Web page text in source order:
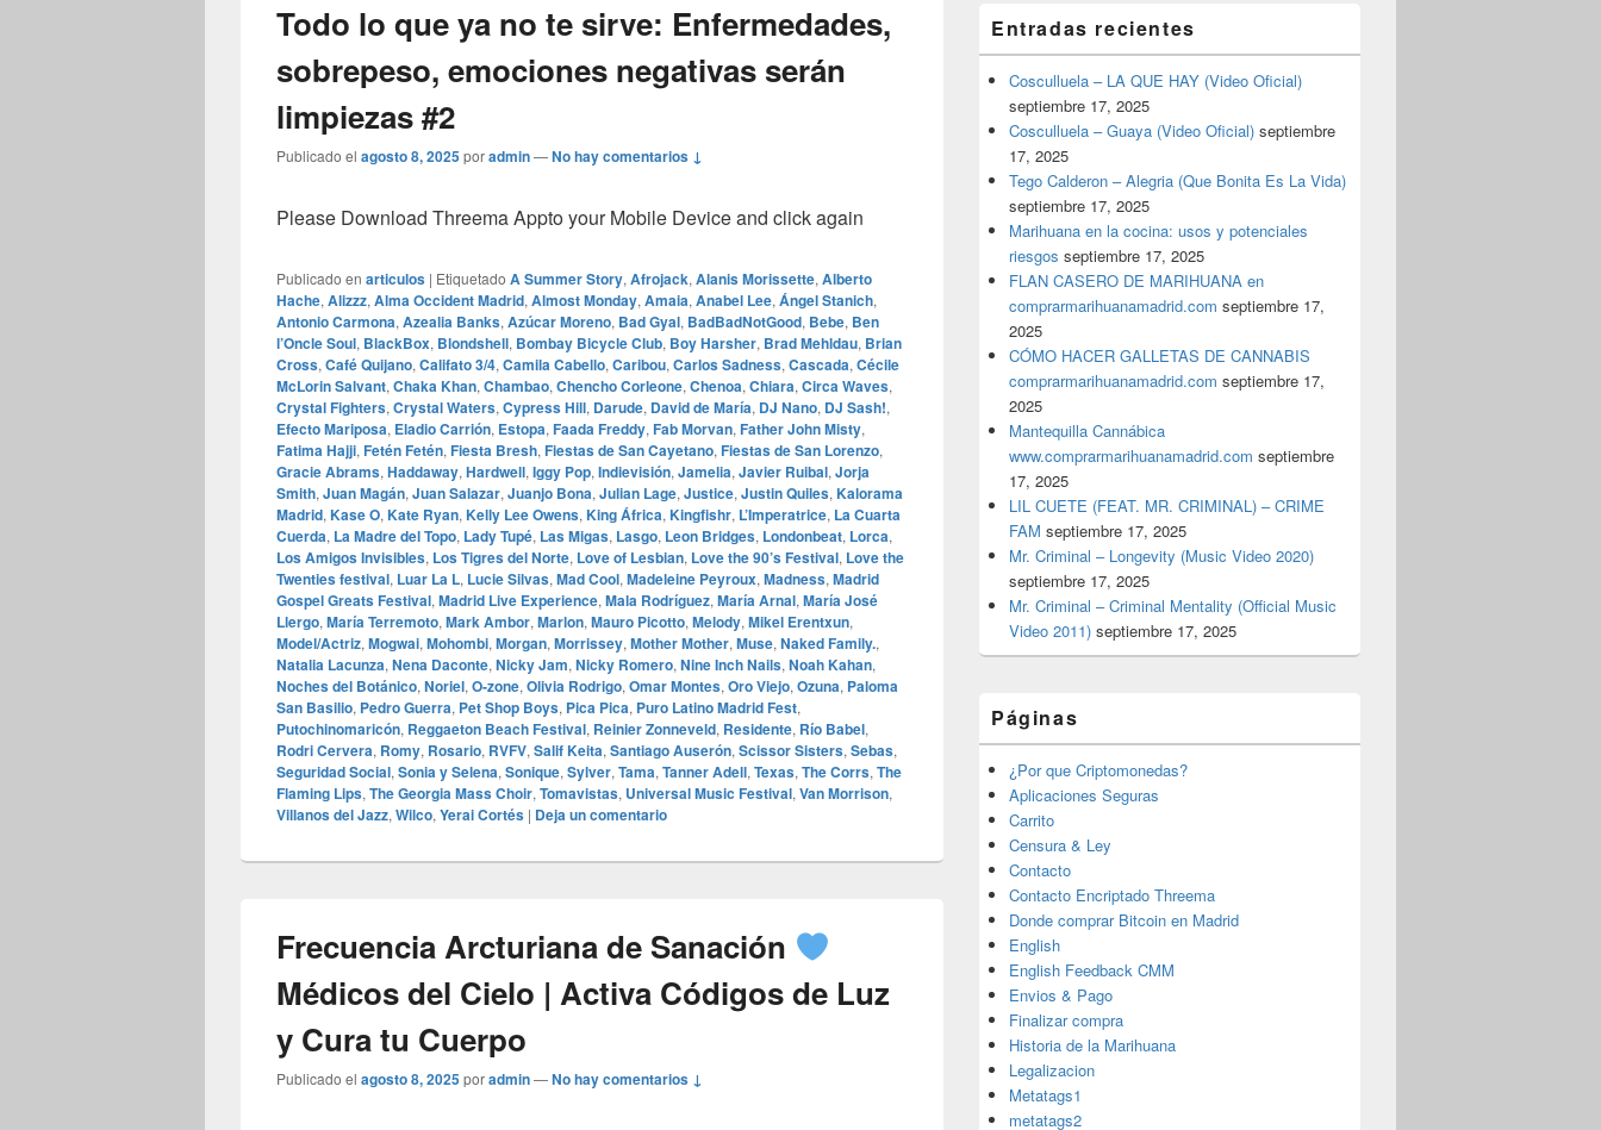
Todo lo que ya no te sirve: Enfermedades,
sobrepeso, emociones negativas serán
limpiezas #2
Publicado el agosto 8, 2025poradmin—No hay comentarios ↓
Please Download Threema Appto your Mobile Device and click again
Publicado en articulos | Etiquetado A Summer Story, Afrojack, Alanis Morissette, Alberto
Hache, Alizzz, Alma Occident Madrid, Almost Monday, Amaia, Anabel Lee, Ángel Stanich,
Antonio Carmona, Azealia Banks, Azúcar Moreno, Bad Gyal, BadBadNotGood, Bebe, Ben
l’Oncle Soul, BlackBox, Blondshell, Bombay Bicycle Club, Boy Harsher, Brad Mehldau, Brian
Cross, Café Quijano, Califato 3/4, Camila Cabello, Caribou, Carlos Sadness, Cascada, Cécile
McLorin Salvant, Chaka Khan, Chambao, Chencho Corleone, Chenoa, Chiara, Circa Waves,
Crystal Fighters, Crystal Waters, Cypress Hill, Darude, David de María, DJ Nano, DJ Sash!,
Efecto Mariposa, Eladio Carrión, Estopa, Faada Freddy, Fab Morvan, Father John Misty,
Fatima Hajji, Fetén Fetén, Fiesta Bresh, Fiestas de San Cayetano, Fiestas de San Lorenzo,
Gracie Abrams, Haddaway, Hardwell, Iggy Pop, Indievisión, Jamelia, Javier Ruibal, Jorja
Smith, Juan Magán, Juan Salazar, Juanjo Bona, Julian Lage, Justice, Justin Quiles, Kalorama
Madrid, Kase O, Kate Ryan, Kelly Lee Owens, King África, Kingfishr, L’Imperatrice, La Cuarta
Cuerda, La Madre del Topo, Lady Tupé, Las Migas, Lasgo, Leon Bridges, Londonbeat, Lorca,
Los Amigos Invisibles, Los Tigres del Norte, Love of Lesbian, Love the 90’s Festival, Love the
Twenties festival, Luar La L, Lucie Silvas, Mad Cool, Madeleine Peyroux, Madness, Madrid
Gospel Greats Festival, Madrid Live Experience, Mala Rodríguez, María Arnal, María José
Llergo, María Terremoto, Mark Ambor, Marlon, Mauro Picotto, Melody, Mikel Erentxun,
Model/Actriz, Mogwai, Mohombi, Morgan, Morrissey, Mother Mother, Muse, Naked Family.,
Natalia Lacunza, Nena Daconte, Nicky Jam, Nicky Romero, Nine Inch Nails, Noah Kahan,
Noches del Botánico, Noriel, O‑zone, Olivia Rodrigo, Omar Montes, Oro Viejo, Ozuna, Paloma
San Basilio, Pedro Guerra, Pet Shop Boys, Pica Pica, Puro Latino Madrid Fest,
Putochinomaricón, Reggaeton Beach Festival, Reinier Zonneveld, Residente, Río Babel,
Rodri Cervera, Romy, Rosario, RVFV, Salif Keita, Santiago Auserón, Scissor Sisters, Sebas,
Seguridad Social, Sonia y Selena, Sonique, Sylver, Tama, Tanner Adell, Texas, The Corrs, The
Flaming Lips, The Georgia Mass Choir, Tomavistas, Universal Music Festival, Van Morrison,
Villanos del Jazz, Wilco, Yerai Cortés | Deja un comentario
Frecuencia Arcturiana de Sanación
Médicos del Cielo | Activa Códigos de Luz
y Cura tu Cuerpo
Publicado el agosto 8, 2025poradmin—No hay comentarios ↓
Entradas recientes
Cosculluela – LA QUE HAY (Video Oficial)
septiembre 17, 2025
Cosculluela – Guaya (Video Oficial) septiembre
17, 2025
Tego Calderon – Alegria (Que Bonita Es La Vida)
septiembre 17, 2025
Marihuana en la cocina: usos y potenciales
riesgos septiembre 17, 2025
FLAN CASERO DE MARIHUANA en
comprarmarihuanamadrid.com septiembre 17,
2025
CÓMO HACER GALLETAS DE CANNABIS
comprarmarihuanamadrid.com septiembre 17,
2025
Mantequilla Cannábica
www.comprarmarihuanamadrid.com septiembre
17, 2025
LIL CUETE (FEAT. MR. CRIMINAL) – CRIME
FAM septiembre 17, 2025
Mr. Criminal – Longevity (Music Video 2020)
septiembre 17, 2025
Mr. Criminal – Criminal Mentality (Official Music
Video 2011) septiembre 17, 2025
Páginas
¿Por que Criptomonedas?
Aplicaciones Seguras
Carrito
Censura & Ley
Contacto
Contacto Encriptado Threema
Donde comprar Bitcoin en Madrid
English
English Feedback CMM
Envios & Pago
Finalizar compra
Historia de la Marihuana
Legalizacion
Metatags1
metatags2